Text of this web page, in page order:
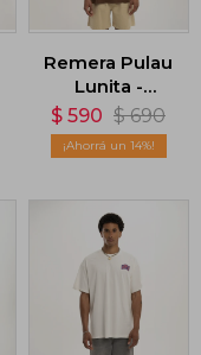
Remera Pulau
Lunita -
Marrón
$ 590 $ 690
14